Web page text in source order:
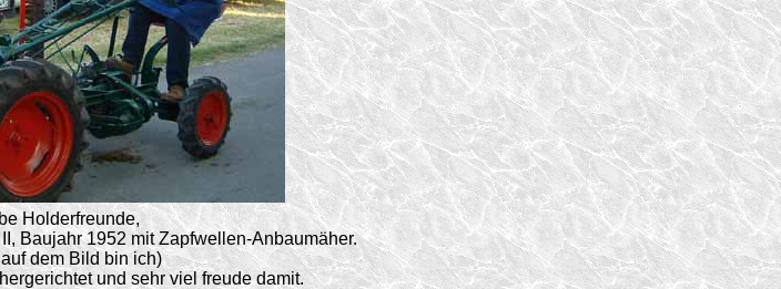
Holderfreunde,
Baujahr 1952 mit Zapfwellen-Anbaumäher.
dem Bild bin ich)
und sehr viel freude damit.